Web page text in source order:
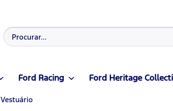
Ford Racing Ford Heritage
Vestuário